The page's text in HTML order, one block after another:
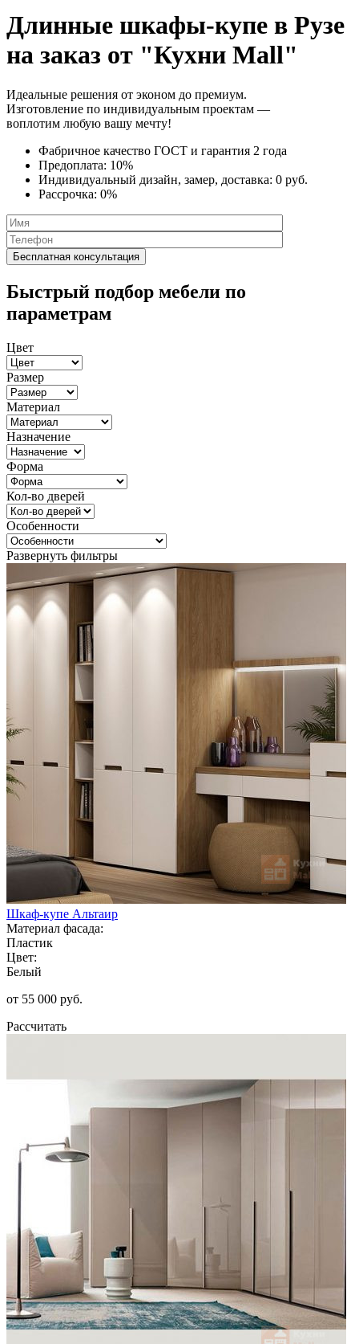
Длинные шкафы-купе в Рузе
на заказ от "Кухни Mall"
Идеальные решения от эконом до премиум.
Изготовление по индивидуальным проектам —
воплотим любую вашу мечту!
Фабричное качество ГОСТ и гарантия 2 года
Предоплата: 10%
Индивидуальный дизайн, замер, доставка: 0 руб.
Рассрочка: 0%
Быстрый подбор мебели по
параметрам
Цвет
Размер
Материал
Назначение
Форма
Кол-во дверей
Особенности
Развернуть фильтры
Шкаф-купе Альтаир
Материал фасада:
Пластик
Цвет:
Белый
от 55 000 руб.
Рассчитать